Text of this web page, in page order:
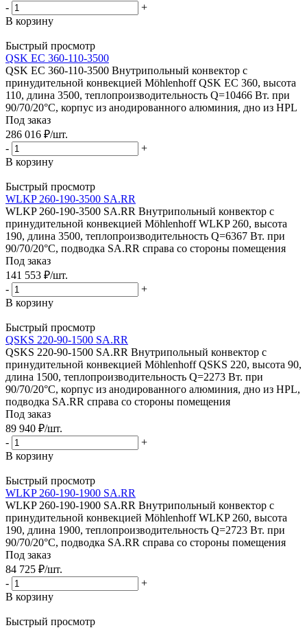
-
+
В корзину
Быстрый просмотр
QSK EC 360-110-3500
QSK EC 360-110-3500 Внутрипольный конвектор с
принудительной конвекцией Möhlenhoff QSK EC 360, высота
110, длина 3500, теплопроизводительность Q=10466 Вт. при
90/70/20°C, корпус из анодированного алюминия, дно из HPL
Под заказ
286 016 ₽/шт.
-
+
В корзину
Быстрый просмотр
WLKP 260-190-3500 SA.RR
WLKP 260-190-3500 SA.RR Внутрипольный конвектор с
принудительной конвекцией Möhlenhoff WLKP 260, высота
190, длина 3500, теплопроизводительность Q=6367 Вт. при
90/70/20°C, подводка SA.RR справа со стороны помещения
Под заказ
141 553 ₽/шт.
-
+
В корзину
Быстрый просмотр
QSKS 220-90-1500 SA.RR
QSKS 220-90-1500 SA.RR Внутрипольный конвектор с
принудительной конвекцией Möhlenhoff QSKS 220, высота 90,
длина 1500, теплопроизводительность Q=2273 Вт. при
90/70/20°C, корпус из анодированного алюминия, дно из HPL,
подводка SA.RR справа со стороны помещения
Под заказ
89 940 ₽/шт.
-
+
В корзину
Быстрый просмотр
WLKP 260-190-1900 SA.RR
WLKP 260-190-1900 SA.RR Внутрипольный конвектор с
принудительной конвекцией Möhlenhoff WLKP 260, высота
190, длина 1900, теплопроизводительность Q=2723 Вт. при
90/70/20°C, подводка SA.RR справа со стороны помещения
Под заказ
84 725 ₽/шт.
-
+
В корзину
Быстрый просмотр